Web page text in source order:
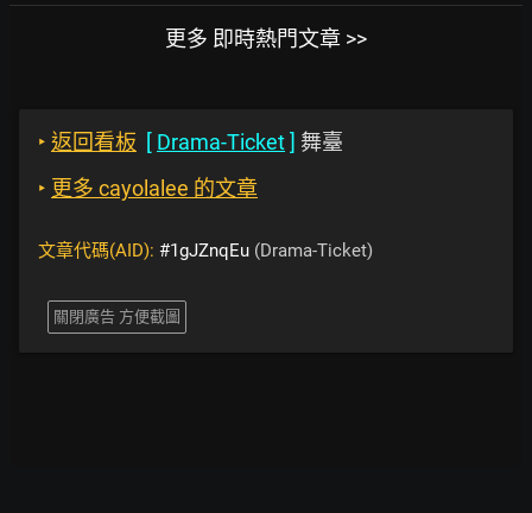
更多 即時熱門文章 >>
‣ 返回看板 [ Drama-Ticket] 舞臺
‣ 更多 cayolalee 的文章
文章代碼(AID): #1gJZnqEu (Drama-Ticket)
關閉廣告 方便截圖